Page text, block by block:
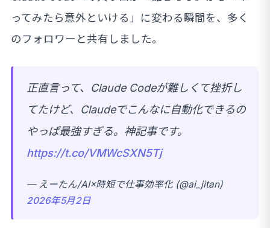
ってみたら意外といける」に変わる瞬間を、多く
のフォロワーと共有しました。
正直言って、Claude Codeが難しくて挫折し
てたけど、Claudeでこんなに自動化できるの
やっぱ最強すぎる。神記事です。
https://t.co/VMWcSXN5Tj
— えーたん/AI×時短で仕事効率化 (@ai_jitan)
2026年5月2日